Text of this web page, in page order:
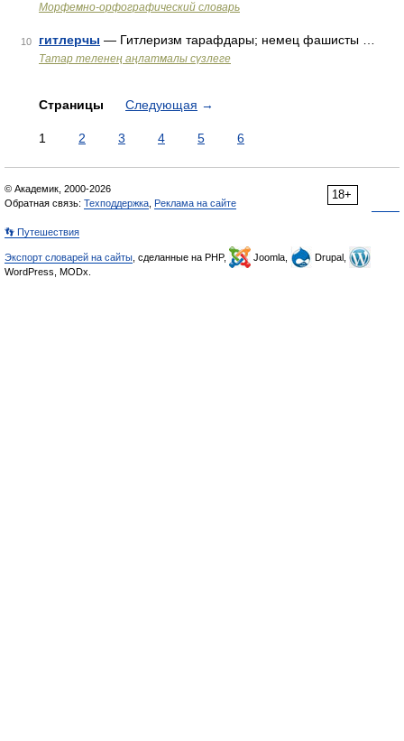
Морфемно-орфографический словарь
10 гитлерчы — Гитлеризм тарафдары; немец фашисты …
Татар теленең аңлатмалы сүзлеге
Страницы Следующая →
1 2 3 4 5 6
18+
© Академик, 2000-2026
Обратная связь: Техподдержка Реклама на сайте
👣 Путешествия
Экспорт словарей на сайты , сделанные на PHP, Joomla,
Drupal,
WordPress, MODx.